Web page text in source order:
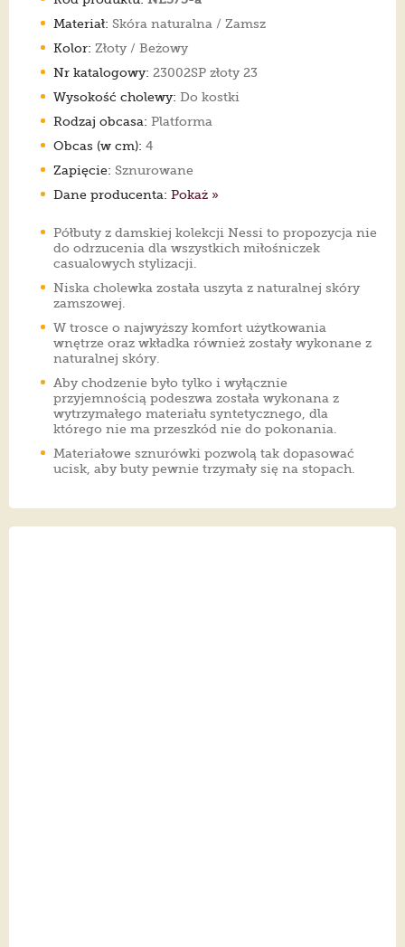
Materiał: Skóra naturalna / Zamsz
Kolor: Złoty / Beżowy
Nr katalogowy: 23002SP złoty 23
Wysokość cholewy: Do kostki
Rodzaj obcasa: Platforma
Obcas (w cm): 4
Zapięcie: Sznurowane
Dane producenta: Pokaż »
Półbuty z damskiej kolekcji Nessi to propozycja nie
do odrzucenia dla wszystkich miłośniczek
casualowych stylizacji.
Niska cholewka została uszyta z naturalnej skóry
zamszowej.
W trosce o najwyższy komfort użytkowania
wnętrze oraz wkładka również zostały wykonane z
naturalnej skóry.
Aby chodzenie było tylko i wyłącznie
przyjemnością podeszwa została wykonana z
wytrzymałego materiału syntetycznego, dla
którego nie ma przeszkód nie do pokonania.
Materiałowe sznurówki pozwolą tak dopasować
ucisk, aby buty pewnie trzymały się na stopach.